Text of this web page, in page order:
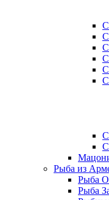
Рыба из
Рыба
Рыба